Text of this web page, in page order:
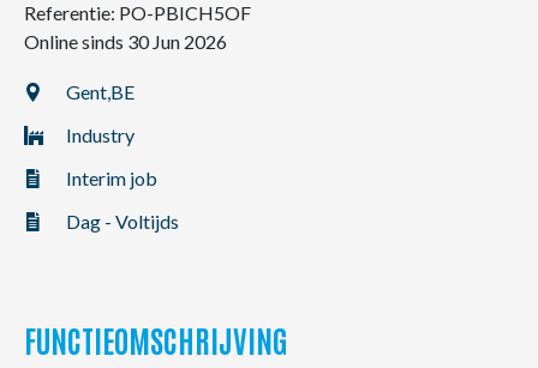
Referentie: PO-PBICH5OF
Online sinds 30 Jun 2026
Gent,BE
Industry
Interim job
Dag - Voltijds
FUNCTIEOMSCHRIJVING